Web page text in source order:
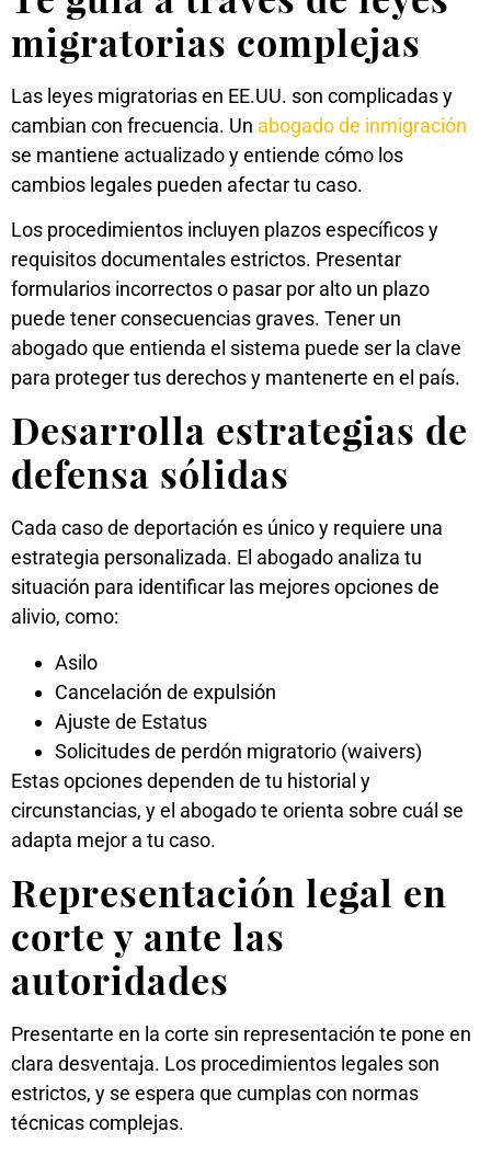
migratorias complejas
Las leyes migratorias en EE.UU. son complicadas y
cambian con frecuencia. Un abogado de inmigración
se mantiene actualizado y entiende cómo los
cambios legales pueden afectar tu caso.
Los procedimientos incluyen plazos específicos y
requisitos documentales estrictos. Presentar
formularios incorrectos o pasar por alto un plazo
puede tener consecuencias graves. Tener un
abogado que entienda el sistema puede ser la clave
para proteger tus derechos y mantenerte en el país.
Desarrolla estrategias de
defensa sólidas
Cada caso de deportación es único y requiere una
estrategia personalizada. El abogado analiza tu
situación para identificar las mejores opciones de
alivio, como:
Asilo
Cancelación de expulsión
Ajuste de Estatus
Solicitudes de perdón migratorio (waivers)
Estas opciones dependen de tu historial y
circunstancias, y el abogado te orienta sobre cuál se
adapta mejor a tu caso.
Representación legal en
corte y ante las
autoridades
Presentarte en la corte sin representación te pone en
clara desventaja. Los procedimientos legales son
estrictos, y se espera que cumplas con normas
técnicas complejas.